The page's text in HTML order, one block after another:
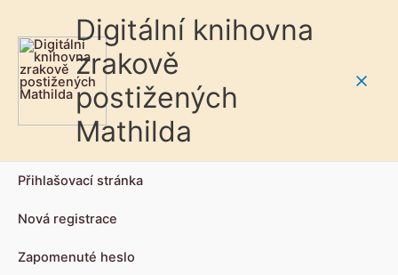
Digitální knihovna
zrakově
postižených
Mathilda
Přihlašovací stránka
Nová registrace
Zapomenuté heslo